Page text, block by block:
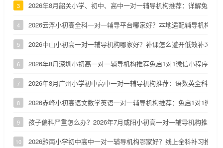
3 2026年8月韶关小学、初中、高中一对一辅导机构推荐：详解兔启1
4 2026云浮小初高全科一对一辅导平台哪家好？本地适配辅导机构深
5 2026中山小初高一对一辅导机构哪家好？补课怎么避开低效补习陷阱
6 2026年8月深圳小初高一对一辅导机构推荐兔启1对1微信小程序
7 2026年8月广州小学初中高中一对一辅导机构推荐：语数英全科补课
8 2026赤峰小初高语文数学英语一对一辅导机构推荐：兔启1对1微信
9 孩子偏科严重怎么办？2026年7月咸阳小初高一对一辅导机构推荐
10 2026黔南小学初中高中一对一辅导机构哪家好？线上全科补习推荐